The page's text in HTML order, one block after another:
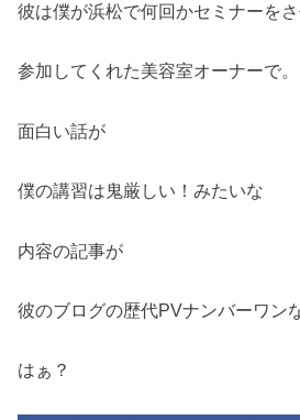
彼は僕が浜松で何回かセミナーをさ
参加してくれた美容室オーナーで。
面白い話が
僕の講習は鬼厳しい！みたいな
内容の記事が
彼のブログの歴代PVナンバーワン
はぁ？